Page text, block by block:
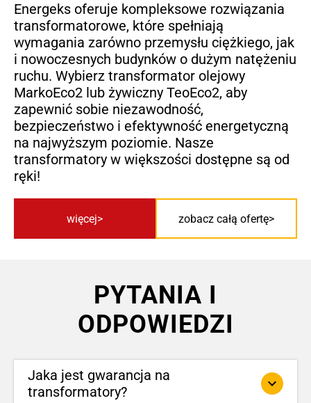
Energeks oferuje kompleksowe rozwiązania
transformatorowe, które spełniają
wymagania zarówno przemysłu ciężkiego, jak
i nowoczesnych budynków o dużym natężeniu
ruchu. Wybierz transformator olejowy
MarkoEco2 lub żywiczny TeoEco2, aby
zapewnić sobie niezawodność,
bezpieczeństwo i efektywność energetyczną
na najwyższym poziomie. Nasze
transformatory w większości dostępne są od
ręki!
więcej zobacz całą ofertę
PYTANIA I
ODPOWIEDZI
Jaka jest gwarancja na
transformatory?
keyboard_arrow_down